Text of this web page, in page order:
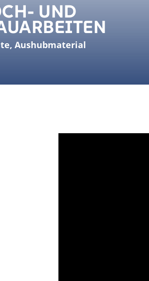
UND
Aushubmaterial